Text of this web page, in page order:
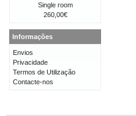
Single room
260,00€
Informações
Envios
Privacidade
Termos de Utilização
Contacte-nos